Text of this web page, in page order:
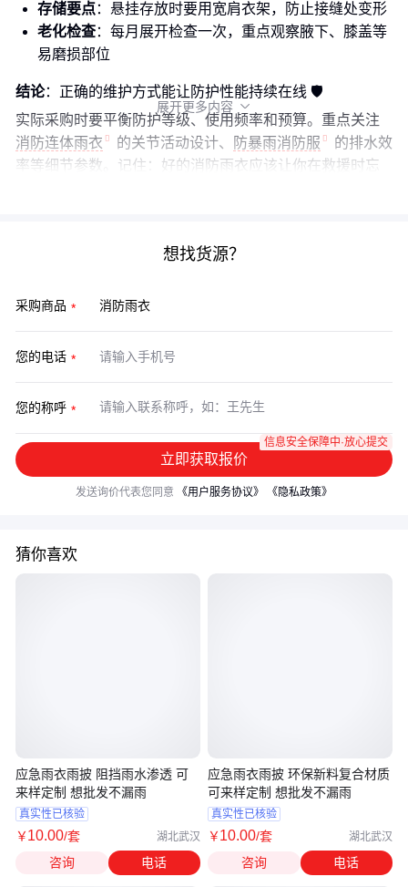
存储要点：悬挂存放时要用宽肩衣架，防止接缝处变形
老化检查：每月展开检查一次，重点观察腋下、膝盖等
易磨损部位
结论：正确的维护方式能让防护性能持续在线 🛡️
实际采购时要平衡防护等级、使用频率和预算。重点关注
消防连体雨衣
的关节活动设计、 防暴雨消防服
的排水效
率等细节参数。记住：好的消防雨衣应该让你在救援时忘
展开更多内容 
想找货源？
采购商品
您的电话
您的称呼
立即获取报价
信息安全保障中·放心提交
发送询价代表您同意 《用户服务协议》 《隐私政策》
猜你喜欢
应急雨衣雨披 阻挡雨水渗透 可
来样定制 想批发不漏雨
真实性已核验
￥10.00/套 湖北武汉
咨询 电话
应急雨衣雨披 环保新料复合材质
可来样定制 想批发不漏雨
真实性已核验
￥10.00/套 湖北武汉
咨询 电话